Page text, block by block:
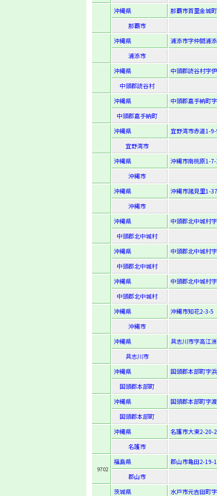
沖縄県
那覇市首里金城
那覇市
沖縄県
浦添市字仲間浦
浦添市
沖縄県
中頭郡読谷村字
中頭郡読谷村
沖縄県
中頭郡嘉手納町
中頭郡嘉手納町
沖縄県
宜野湾市赤道1-
宜野湾市
沖縄県
沖縄市南桃原1-
沖縄市
沖縄県
沖縄市諸見里1-
沖縄市
沖縄県
中頭郡北中城村
中頭郡北中城村
沖縄県
中頭郡北中城村
中頭郡北中城村
沖縄県
中頭郡北中城村
中頭郡北中城村
沖縄県
沖縄市知花2-3-5
沖縄市
沖縄県
具志川市字高江
具志川市
沖縄県
国頭郡本部町字
国頭郡本部町
沖縄県
国頭郡本部町字
国頭郡本部町
沖縄県
名護市大東2-20-
名護市
9702
福島県
郡山市亀田2-19-
郡山市
茨城県
水戸市元吉田町